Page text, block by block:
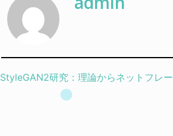
Post navigation
StyleGAN2研究：理論からネットフレ